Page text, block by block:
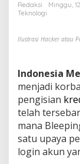
Redaksi
Minggu,
Teknologi
Ilustrasi Hacker atau
Indonesia
menjadi
pengisian
telah
mana
satu upaya
login akun